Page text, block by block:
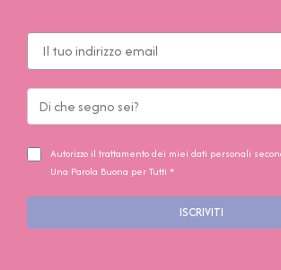
Autorizzo il trattamento dei miei dati personali
Una Parola Buona per Tutti *
ISCRIVITI